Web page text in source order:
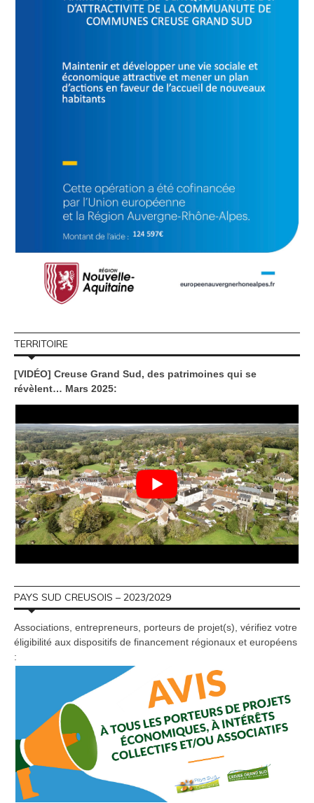
TERRITOIRE
[VIDÉO] Creuse Grand Sud, des patrimoines qui se
révèlent… Mars 2025:
PAYS SUD CREUSOIS – 2023/2029
Associations, entrepreneurs, porteurs de projet(s), vérifiez votre
éligibilité aux dispositifs de financement régionaux et européens
: